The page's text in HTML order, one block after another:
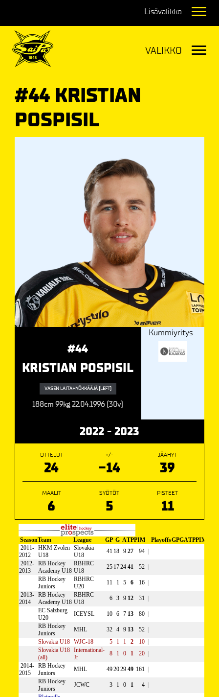
#44 KRISTIAN
POSPISIL
#44
KRISTIAN POSPISIL
VASEN LAITAHYÖKKÄÄJÄ (LEFT)
188cm 99kg 22.04.1996 (30v)
Kummiyritys
2022 - 2023
OTTELUT
24
+/-
-14
JÄÄHYT
39
MAALIT
6
SYÖTÖT
5
PISTEET
11